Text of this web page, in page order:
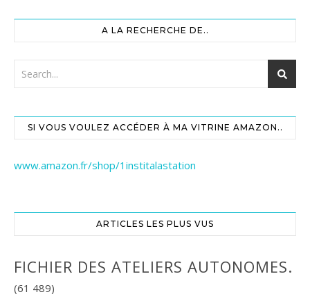
A LA RECHERCHE DE..
SI VOUS VOULEZ ACCÉDER À MA VITRINE AMAZON..
www.amazon.fr/shop/1institalastation
ARTICLES LES PLUS VUS
FICHIER DES ATELIERS AUTONOMES.
(61 489)